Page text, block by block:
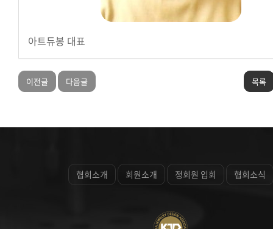
아트듀봉 대표
이전글 다음글 목록
협회소개 회원소개 정회원 입회 협회소식